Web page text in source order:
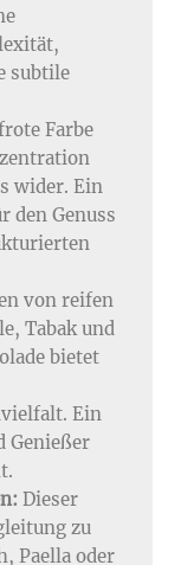
subtile
Farbe
wider. Ein
den Genuss
von reifen
Tabak und
bietet
Ein
Genießer
Dieser
zu
Paella oder